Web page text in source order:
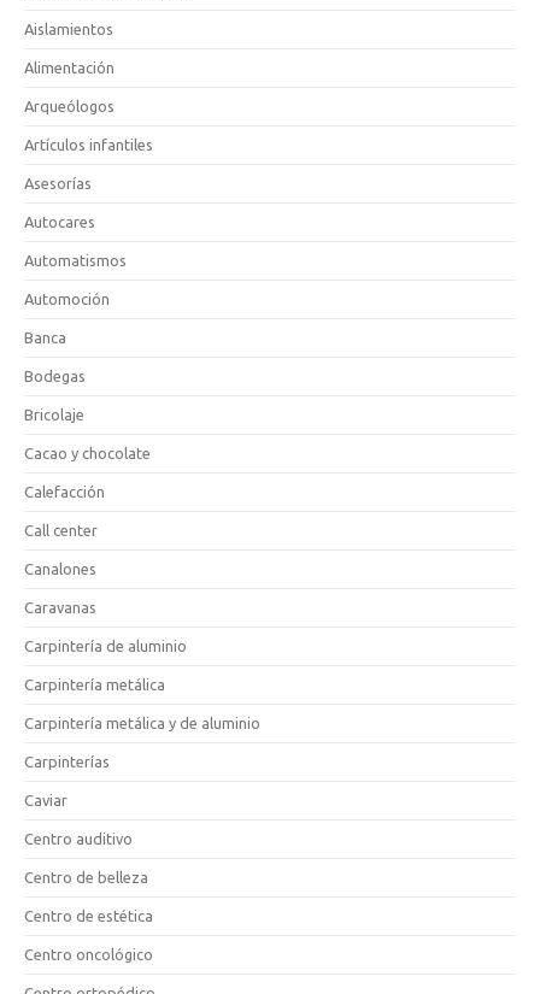
Aislamientos
Alimentación
Arqueólogos
Artículos infantiles
Asesorías
Autocares
Automatismos
Automoción
Banca
Bodegas
Bricolaje
Cacao y chocolate
Calefacción
Call center
Canalones
Caravanas
Carpintería de aluminio
Carpintería metálica
Carpintería metálica y de aluminio
Carpinterías
Caviar
Centro auditivo
Centro de belleza
Centro de estética
Centro oncológico